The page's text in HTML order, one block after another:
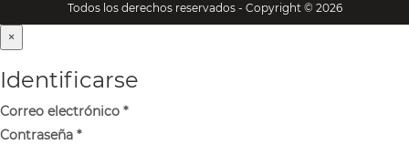
Todos los derechos reservados - Copyright © 2026
×
Identificarse
Correo electrónico *
Contraseña *